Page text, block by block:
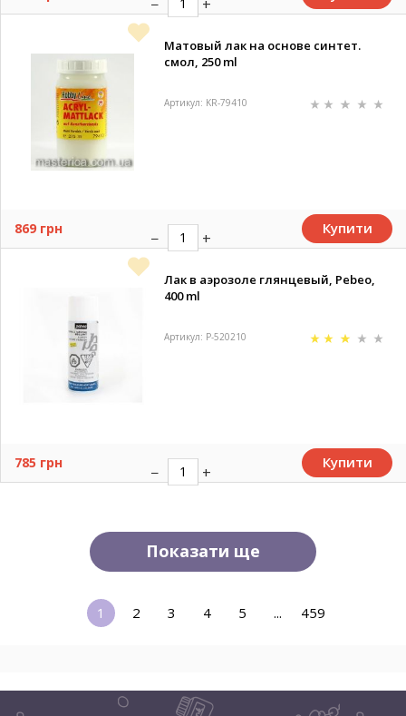
Mатовый лак на основе синтет.
смол, 250 ml
Артикул: KR-79410
869 грн Купити
Лак в аэрозоле глянцевый, Pebeo,
400 ml
Артикул: P-520210
785 грн Купити
Показати ще
1 2 3 4 5 ... 459